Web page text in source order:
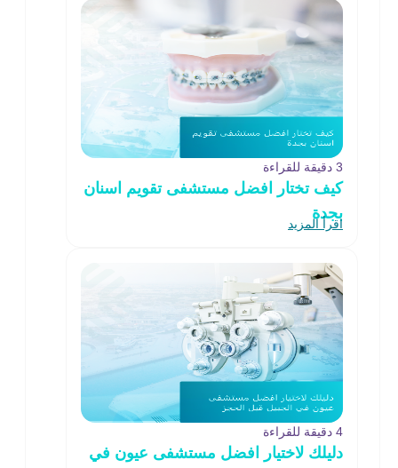
3 دقيقة للقراءة
كيف تختار افضل مستشفى تقويم اسنان
بجدة
اقرأ المزيد
4 دقيقة للقراءة
دليلك لاختيار افضل مستشفى عيون في